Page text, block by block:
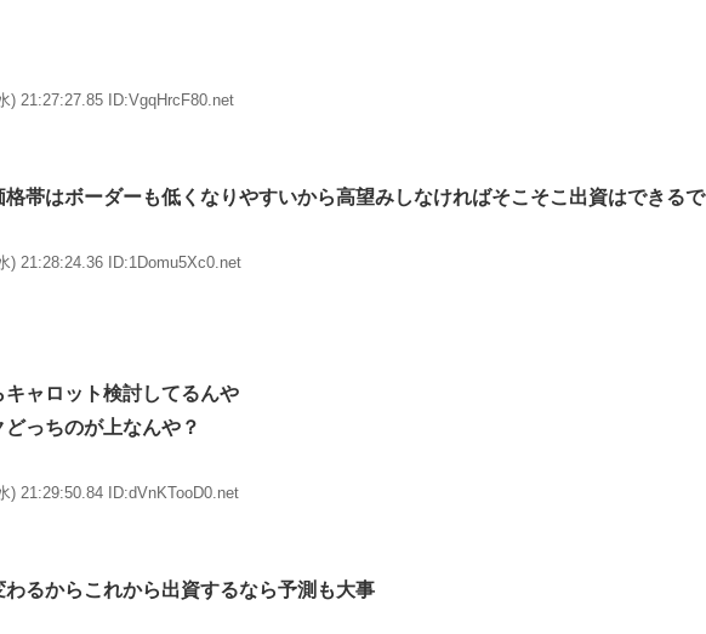
) 21:27:27.85 ID:VgqHrcF80.net
帯はボーダーも低くなりやすいから高望みしなければそこそこ出資はできるで
) 21:28:24.36 ID:1Domu5Xc0.net
ャロット検討してるんや
っちのが上なんや？
) 21:29:50.84 ID:dVnKTooD0.net
るからこれから出資するなら予測も大事